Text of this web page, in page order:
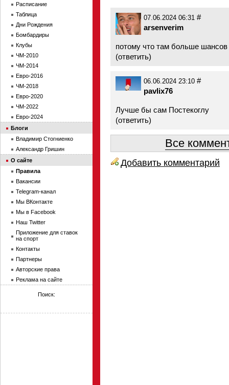
07.06.2024 06:31 #
arsenverim
потому что там больше шансов
(ответить)
06.06.2024 23:10 #
pavlix76
Лучше бы сам Постекоглу
(ответить)
Все
Добавить комментарий
Расписание
Таблица
Дни Рождения
Бомбардиры
Клубы
ЧМ-2010
ЧМ-2014
Евро-2016
ЧМ-2018
Евро-2020
ЧМ-2022
Евро-2024
Блоги
Владимир Стогниенко
Александр Гришин
О сайте
Правила
Вакансии
Telegram-канал
Мы ВКонтакте
Мы в Facebook
Наш Twitter
Приложение для ставок
на спорт
Контакты
Партнеры
Авторские права
Реклама на сайте
Поиск: